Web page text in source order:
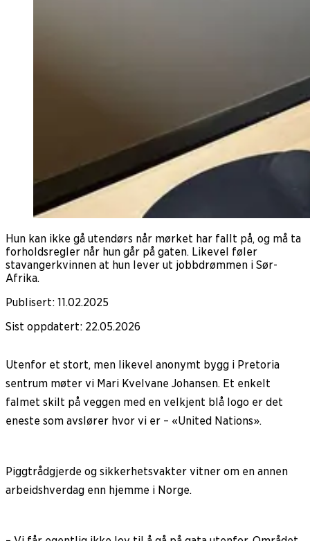
Hun kan ikke gå utendørs når mørket har fallt på, og må ta
forholdsregler når hun går på gaten. Likevel føler
stavangerkvinnen at hun lever ut jobbdrømmen i Sør-
Afrika.
Publisert: 11.02.2025
Sist oppdatert: 22.05.2026
Utenfor et stort, men likevel anonymt bygg i Pretoria
sentrum møter vi Mari Kvelvane Johansen. Et enkelt
falmet skilt på veggen med en velkjent blå logo er det
eneste som avslører hvor vi er – «United Nations».
Piggtrådgjerde og sikkerhetsvakter vitner om en annen
arbeidshverdag enn hjemme i Norge.